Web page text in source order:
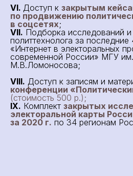
VI. Доступ к закрытым
по продвижению
в соцсетях;
VII. Подборка исследований и
политтехнолога за
«Интернет в электоральных
современной России» МГУ им.
М.В.Ломоносова;
VIII. Доступ к записям и
конференции
(стоимость 500 р.);
IX. Комплект закрытых
электоральной карты
за 2020 г. по 34 регионам